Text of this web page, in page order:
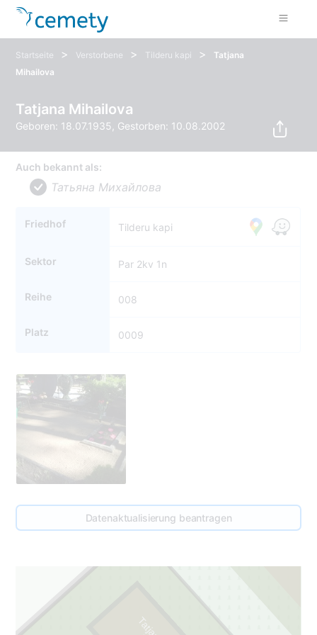
Startseite > Verstorbene > Tilderu kapi >
Tatjana
Mihailova
Tatjana Mihailova
Geboren: 18.07.1935, Gestorben: 10.08.2002
Auch bekannt als:
Татьяна Михайлова
Friedhof Tilderu kapi
Sektor Par 2kv 1n
Reihe 008
Platz 0009
Datenaktualisierung beantragen
9